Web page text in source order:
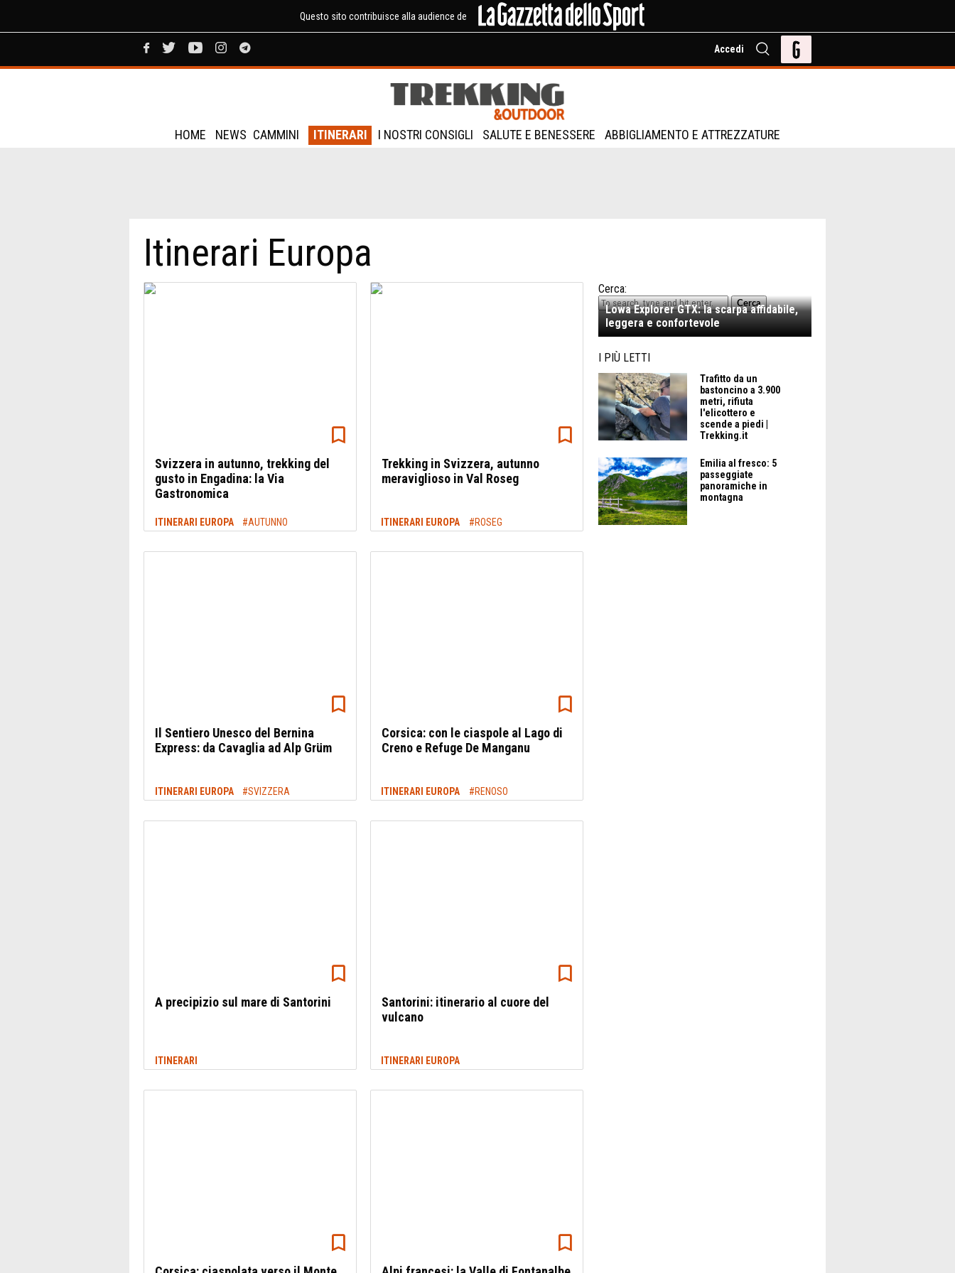
Questo sito contribuisce alla audience de
Accedi
HOME NEWS CAMMINI ITINERARI I NOSTRI CONSIGLI SALUTE E BENESSERE ABBIGLIAMENTO E ATTREZZATURE
Itinerari Europa
Svizzera in autunno, trekking del
gusto in Engadina: la Via
Gastronomica
ITINERARI EUROPA #AUTUNNO
Trekking in Svizzera, autunno
meraviglioso in Val Roseg
ITINERARI EUROPA #ROSEG
Il Sentiero Unesco del Bernina
Express: da Cavaglia ad Alp Grüm
ITINERARI EUROPA #SVIZZERA
Corsica: con le ciaspole al Lago di
Creno e Refuge De Manganu
ITINERARI EUROPA #RENOSO
A precipizio sul mare di Santorini
ITINERARI
Santorini: itinerario al cuore del
vulcano
ITINERARI EUROPA
Cerca:
Cerca
Lowa Explorer GTX: la scarpa affidabile,
leggera e confortevole
I PIÙ LETTI
Trafitto da un
bastoncino a 3.900
metri, rifiuta
l'elicottero e
scende a piedi |
Trekking.it
Emilia al fresco: 5
passeggiate
panoramiche in
montagna